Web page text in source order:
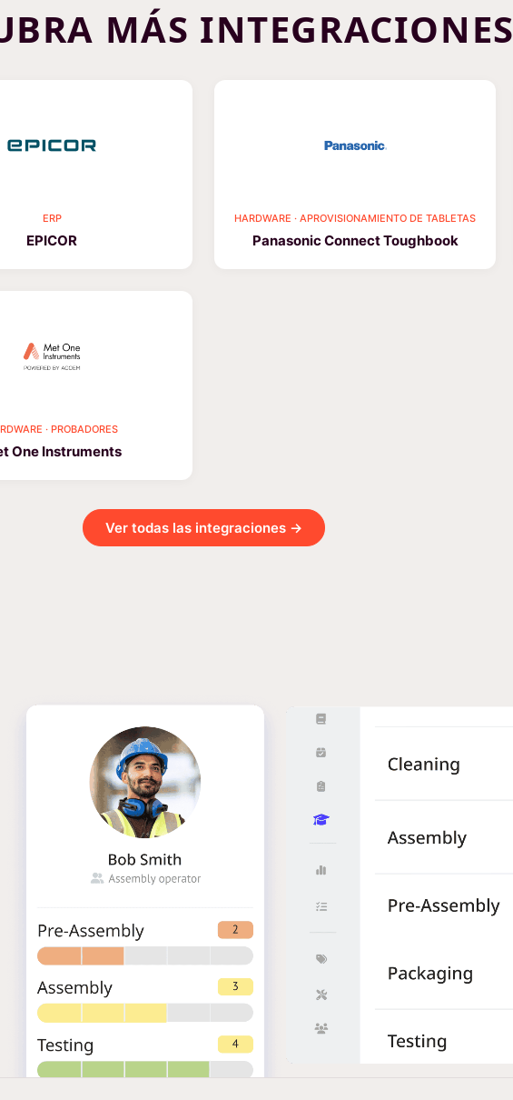
MÁS INTEGRACIONES
ERP
EPICOR
HARDWARE · APROVISIONAMIENTO DE TABLETAS
Panasonic Connect Toughbook
· PROBADORES
One Instruments
Ver todas las integraciones →